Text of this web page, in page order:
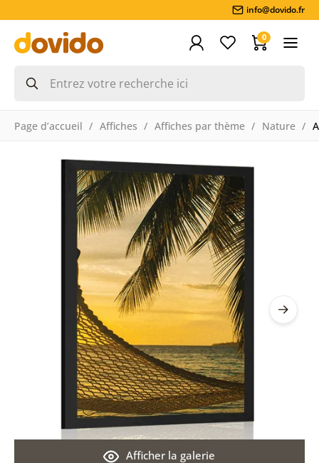
info@dovido.fr
0
Page d’accueil Affiches Affiches par thème Nature
Afficher la galerie